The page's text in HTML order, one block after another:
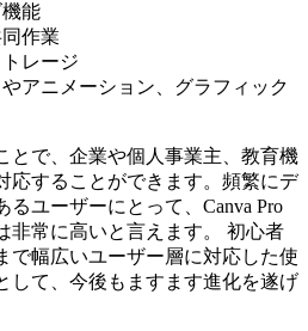
能
作業
レージ
アニメーション、グラフィック
とで、企業や個人事業主、教育機
応することができます。頻繁にデ
ユーザーにとって、Canva Pro
非常に高いと言えます。 初心者
で幅広いユーザー層に対応した使
して、今後もますます進化を遂げ